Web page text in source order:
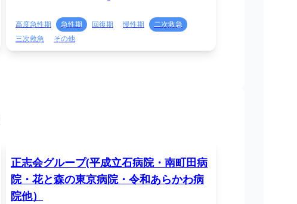
高度急性期 急性期 回復期 慢性期
二次救急
三次救急
その他
正志会グループ(平成立石病院・南町田病
院・花と森の東京病院・令和あらかわ病
院他）